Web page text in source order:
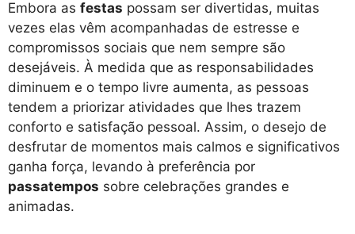
Embora as festas possam ser divertidas, muitas
vezes elas vêm acompanhadas de estresse e
compromissos sociais que nem sempre são
desejáveis. À medida que as responsabilidades
diminuem e o tempo livre aumenta, as pessoas
tendem a priorizar atividades que lhes trazem
conforto e satisfação pessoal. Assim, o desejo de
desfrutar de momentos mais calmos e significativos
ganha força, levando à preferência por
passatempos sobre celebrações grandes e
animadas.